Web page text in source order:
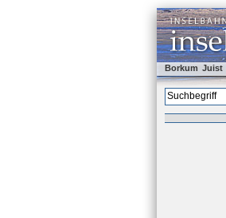
Borkum Juist